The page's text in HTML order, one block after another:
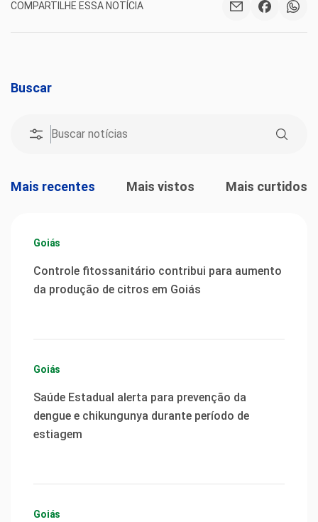
COMPARTILHE ESSA NOTÍCIA
Buscar
Mais recentes Mais vistos Mais curtidos
Goiás
Controle fitossanitário contribui para aumento
da produção de citros em Goiás
Goiás
Saúde Estadual alerta para prevenção da
dengue e chikungunya durante período de
estiagem
Goiás